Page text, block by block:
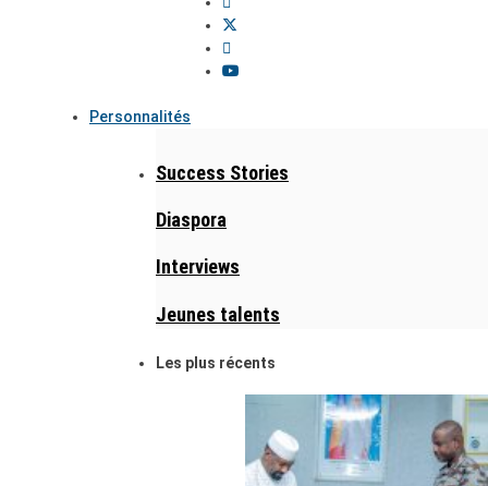
Personnalités
Success Stories
Diaspora
Interviews
Jeunes talents
Les plus récents